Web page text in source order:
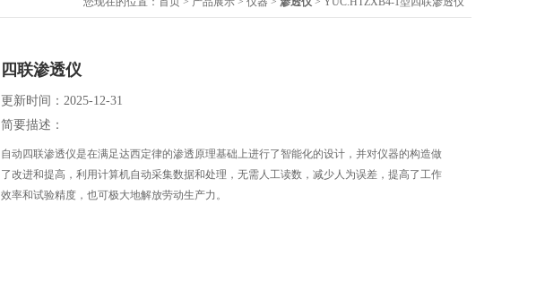
四联渗透仪
更新时间：2025-12-31
简要描述：
自动四联渗透仪是在满足达西定律的渗透原理基础上进行了智能化的设计，并对仪器的构造做
了改进和提高，利用计算机自动采集数据和处理，无需人工读数，减少人为误差，提高了工作
效率和试验精度，也可极大地解放劳动生产力。